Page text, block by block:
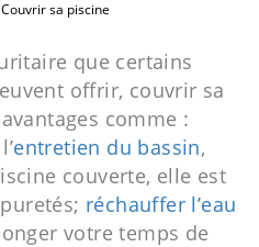
Couvrir sa piscine
que certains
offrir, couvrir sa
comme :
entretien du bassin,
couverte, elle est
réchauffer l’eau
votre temps de